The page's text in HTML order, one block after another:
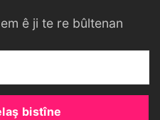
ê ji te re bûltenan
bistîne